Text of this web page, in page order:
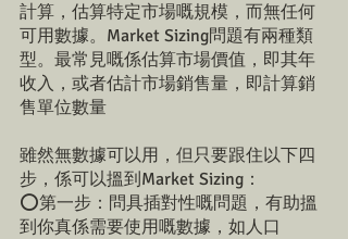
計算，估算特定市場嘅規模，而無任何
可用數據。Market Sizing問題有兩種類
型。最常見嘅係估算市場價值，即其年
收入，或者估計市場銷售量，即計算銷
售單位數量
雖然無數據可以用，但只要跟住以下四
步，係可以搵到Market Sizing：
⭕第一步：問具插對性嘅問題，有助搵
到你真係需要使用嘅數據，如人口